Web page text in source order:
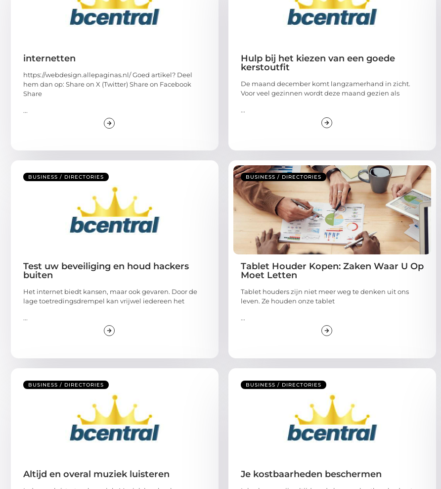
internetten
https://webdesign.allepaginas.nl/ Goed artikel? Deel
hem dan op: Share on X (Twitter) Share on Facebook
Share
...
Hulp bij het kiezen van een goede
kerstoutfit
De maand december komt langzamerhand in zicht.
Voor veel gezinnen wordt deze maand gezien als
...
BUSINESS / DIRECTORIES
Test uw beveiliging en houd hackers
buiten
Het internet biedt kansen, maar ook gevaren. Door de
lage toetredingsdrempel kan vrijwel iedereen het
...
BUSINESS / DIRECTORIES
Tablet Houder Kopen: Zaken Waar U Op
Moet Letten
Tablet houders zijn niet meer weg te denken uit ons
leven. Ze houden onze tablet
...
BUSINESS / DIRECTORIES
Altijd en overal muziek luisteren
BUSINESS / DIRECTORIES
Je kostbaarheden beschermen